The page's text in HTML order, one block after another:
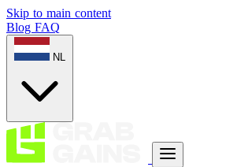
Skip to main content
Blog FAQ
NL